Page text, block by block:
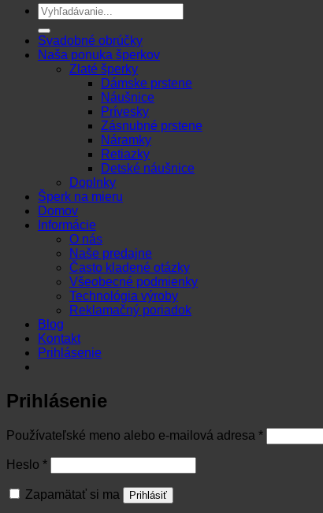
Hľadať:
Svadobné obrúčky
Naša ponuka šperkov
Zlaté šperky
Dámske prstene
Náušnice
Prívesky
Zásnubné prstene
Náramky
Retiazky
Detské náušnice
Doplnky
Šperk na mieru
Domov
Informácie
O nás
Naše predajne
Často kladené otázky
Všeobecné podmienky
Technológia výroby
Reklamačný poriadok
Blog
Kontakt
Prihlásenie
Prihlásenie
Používateľské meno alebo e-mailová adresa *Povinné
Heslo *Povinné
Zapamätať si ma Prihlásiť